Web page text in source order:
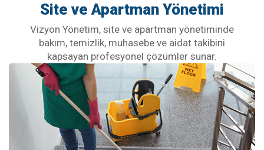
Site ve Apartman Yönetimi
Vizyon Yönetim, site ve apartman yönetiminde
bakım, temizlik, muhasebe ve aidat takibini
kapsayan profesyonel çözümler sunar.